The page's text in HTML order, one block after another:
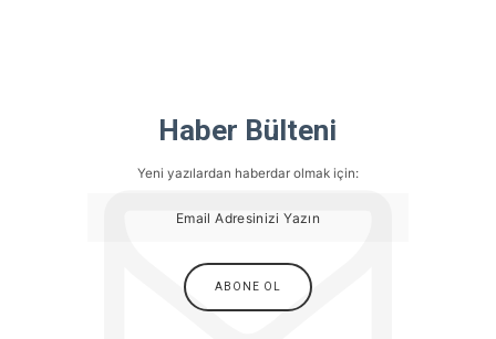
Haber Bülteni
Yeni yazılardan haberdar olmak için: